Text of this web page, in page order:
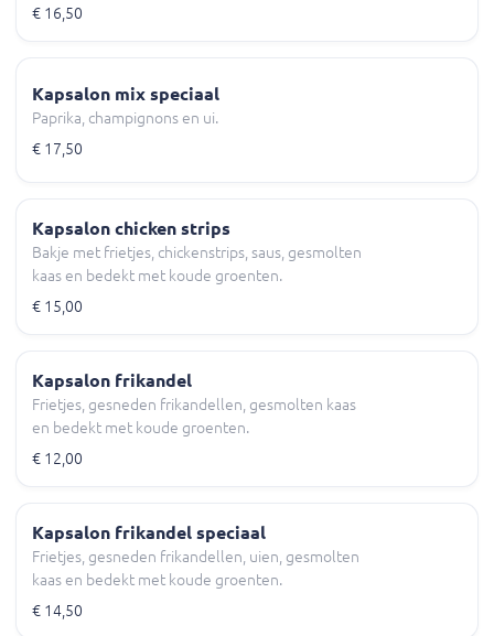
€ 16,50
Kapsalon mix speciaal
Paprika, champignons en ui.
€ 17,50
Kapsalon chicken strips
Bakje met frietjes, chickenstrips, saus, gesmolten
kaas en bedekt met koude groenten.
€ 15,00
Kapsalon frikandel
Frietjes, gesneden frikandellen, gesmolten kaas
en bedekt met koude groenten.
€ 12,00
Kapsalon frikandel speciaal
Frietjes, gesneden frikandellen, uien, gesmolten
kaas en bedekt met koude groenten.
€ 14,50